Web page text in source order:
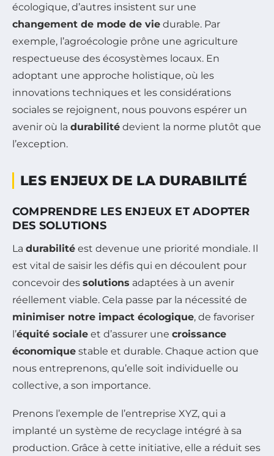
écologique, d’autres insistent sur une
changement de mode de vie durable. Par
exemple, l’agroécologie prône une agriculture
respectueuse des écosystèmes locaux. En
adoptant une approche holistique, où les
innovations techniques et les considérations
sociales se rejoignent, nous pouvons espérer un
avenir où la durabilité devient la norme plutôt que
l’exception.
LES ENJEUX DE LA DURABILITÉ
COMPRENDRE LES ENJEUX ET ADOPTER
DES SOLUTIONS
La durabilité est devenue une priorité mondiale. Il
est vital de saisir les défis qui en découlent pour
concevoir des solutions adaptées à un avenir
réellement viable. Cela passe par la nécessité de
minimiser notre impact écologique, de favoriser
l’équité sociale et d’assurer une croissance
économique stable et durable. Chaque action que
nous entreprenons, qu’elle soit individuelle ou
collective, a son importance.
Prenons l’exemple de l’entreprise XYZ, qui a
implanté un système de recyclage intégré à sa
production. Grâce à cette initiative, elle a réduit ses